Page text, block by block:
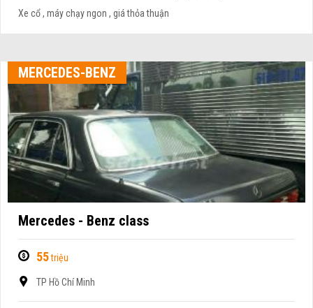
Xe cổ , máy chạy ngon , giá thỏa thuận
MERCEDES-BENZ
Mercedes - Benz class
55triệu
TP Hồ Chí Minh